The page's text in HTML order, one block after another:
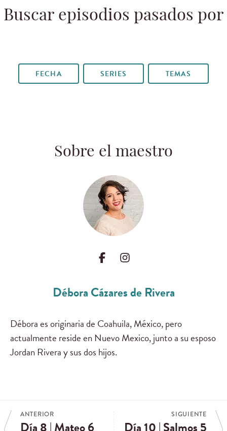
Buscar episodios pasados por
FECHA SERIES TEMAS
Sobre el maestro
Débora Cázares de Rivera
Débora es originaria de Coahuila, México, pero
actualmente reside en Nuevo Mexico, junto a su esposo
Jordan Rivera y sus dos hijos.
ANTERIOR SIGUIENTE